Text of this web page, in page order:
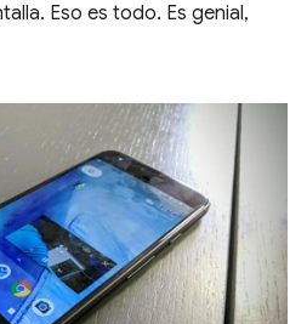
Eso es todo. Es genial,